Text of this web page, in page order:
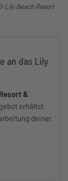
Lily Beach Resort
an das Lily
&
erhältst.
deiner